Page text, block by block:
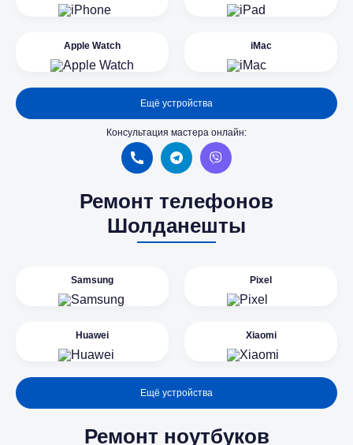
Apple Watch iMac
Ещё устройства
Консультация мастера онлайн:
Ремонт телефонов
Шолданешты
Samsung Pixel
Huawei Xiaomi
Ещё устройства
Ремонт ноутбуков